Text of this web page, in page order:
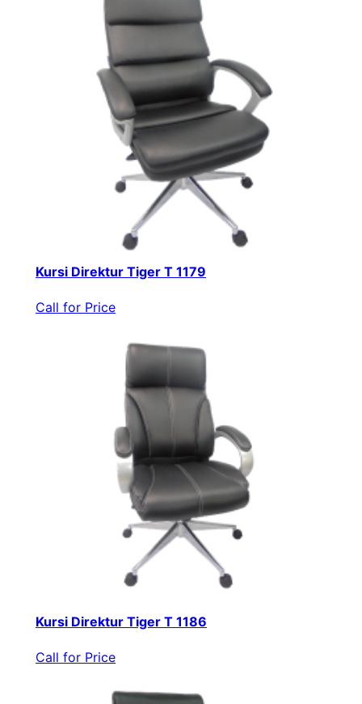
Kursi Direktur Tiger T 1179
Call for Price
Kursi Direktur Tiger T 1186
Call for Price